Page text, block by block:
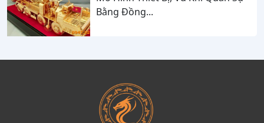
Bằng Đồng...